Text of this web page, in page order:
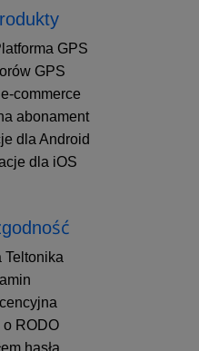
GPS
GPS
commerce
abonament
dla Android
dla iOS
Teltonika
o RODO
hasła